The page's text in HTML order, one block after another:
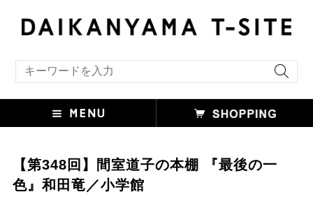
【第348回】間室道子の本棚 『最後の一
色』和田竜／小学館